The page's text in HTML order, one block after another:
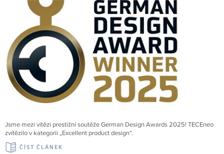
Jsme mezi vítězi prestižní soutěže German Design Awards 2025! TECEneo
zvítězilo v kategorii „Excellent product design“.
ČÍST ČLÁNEK